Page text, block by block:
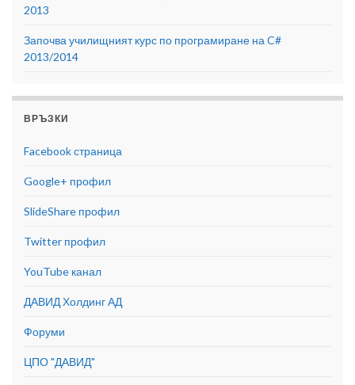
2013
Започва училищният курс по програмиране на C#
2013/2014
ВРЪЗКИ
Facebook страница
Google+ профил
SlideShare профил
Twitter профил
YouTube канал
ДАВИД Холдинг АД
Форуми
ЦПО "ДАВИД"